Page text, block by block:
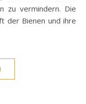
zu vermindern. Die
der Bienen und ihre